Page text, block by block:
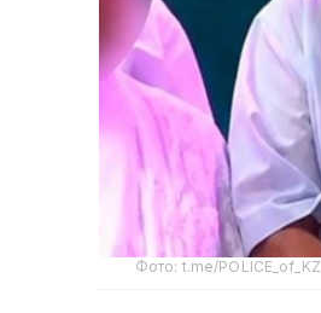
Фото: t.me/POLICE_of_KZ